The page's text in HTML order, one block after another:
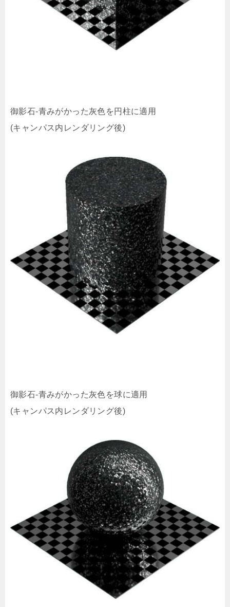
御影石-青みがかった灰色を円柱に適用
(キャンパス内レンダリング後)
御影石-青みがかった灰色を球に適用
(キャンパス内レンダリング後)